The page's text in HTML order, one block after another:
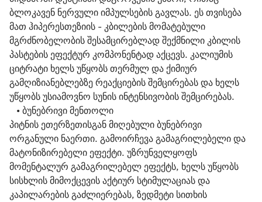
ბლოკავენ ნერვული იმპულსების გავლას. ეს თვისება
მათ ჰიპერესთეზიის - კბილების მომატებული
მგრძნობელობის შესამცირებლად შექმნილი კბილის
პასტების ეფექტურ კომპონენტად აქცევს. კალიუმის
ციტრატი ხელს უწყობს თერმულ და ქიმიურ
გამღიზიანებლებზე რეაქციების შემცირებას და ხელს
უწყობს უსიამოვნო სუნის ინტენსივობის შემცირებას.
• ბუნებრივი მენთოლი
პიტნის ეთერზეთისგან მიღებული ბუნებრივი
ორგანული ნაერთი. გამოირჩევა გამაგრილებელი და
მატონიზირებელი ეფექტი. უზრუნველყოფს
მომენტალურ გამაგრილებელ ეფექტს, ხელს უწყობს
სისხლის მიმოქცევის აქტიურ სტიმულაციას და
კაპილარების გაძლიერებას, ზედმეტი სითხის